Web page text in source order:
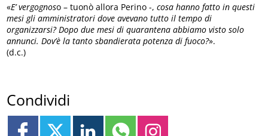
«E’ vergognoso – tuonò allora Perino -, cosa hanno fatto in questi
mesi gli amministratori dove avevano tutto il tempo di
organizzarsi? Dopo due mesi di quarantena abbiamo visto solo
annunci. Dov’è la tanto sbandierata potenza di fuoco?».
(d.c.)
Condividi